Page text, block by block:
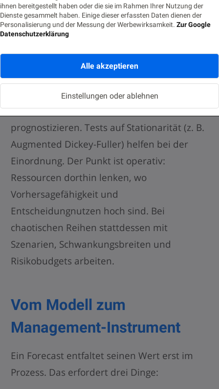
ihnen bereitgestellt haben oder die sie im Rahmen Ihrer Nutzung der
Dienste gesammelt haben. Einige dieser erfassten Daten dienen der
Personalisierung und der Messung der Werbewirksamkeit. Zur Google
Datenschutzerklärung
Alle akzeptieren
Einstellungen oder ablehnen
Grenzen anerkennen – und
bewusst umgehen
Nicht jede Zeitreihe ist vorhersagbar.
Märkte, die einem Random-Walk ähneln (z.
B. kurzfristige Kursbewegungen), lassen sich
mit Standardverfahren kaum treffsicher
prognostizieren. Tests auf Stationarität (z. B.
Augmented Dickey-Fuller) helfen bei der
Einordnung. Der Punkt ist operativ:
Ressourcen dorthin lenken, wo
Vorhersagefähigkeit und
Entscheidungnutzen hoch sind. Bei
chaotischen Reihen stattdessen mit
Szenarien, Schwankungsbreiten und
Risikobudgets arbeiten.
Vom Modell zum
Management-Instrument
Ein Forecast entfaltet seinen Wert erst im
Prozess. Das erfordert drei Dinge: